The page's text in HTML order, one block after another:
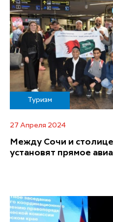
Туризм
27 Апреля 2024
Между Сочи и
установят прямое